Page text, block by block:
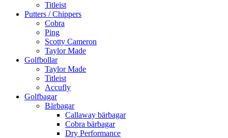
Titleist
Putters / Chippers
Cobra
Ping
Scotty Cameron
Taylor Made
Golfbollar
Taylor Made
Titleist
Accufly
Golfbagar
Bärbagar
Callaway bärbagar
Cobra bärbagar
Dry Performance